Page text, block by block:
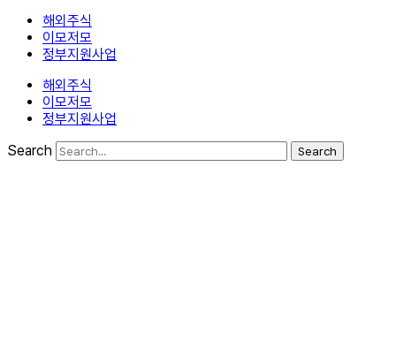
해외주식
이모저모
정부지원사업
해외주식
이모저모
정부지원사업
Search
Search